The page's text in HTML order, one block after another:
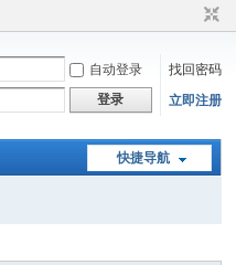
自动登录
找回密码
登录 立即注册
快捷导航